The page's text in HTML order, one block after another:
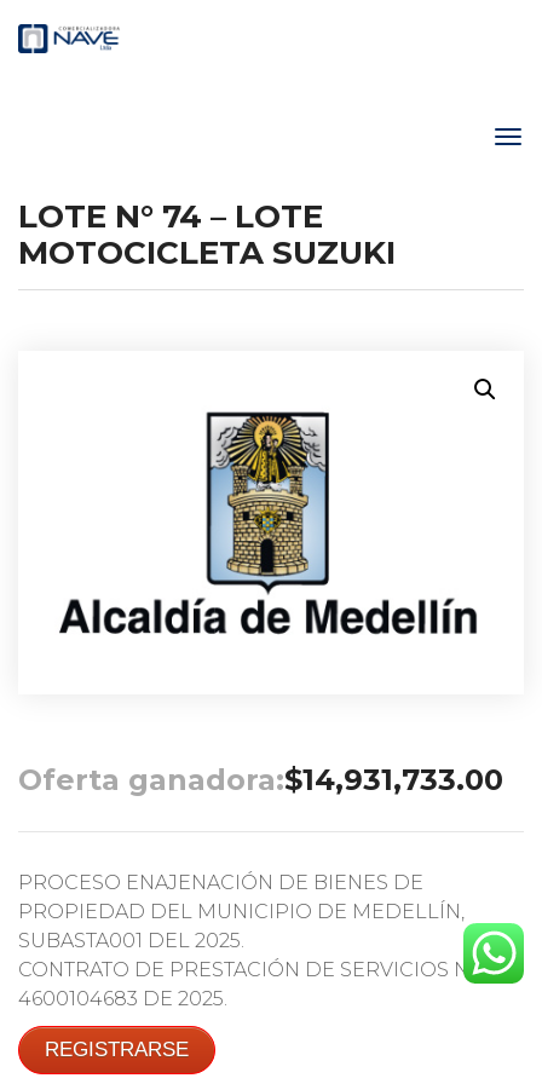
LOTE N° 74 – LOTE
MOTOCICLETA SUZUKI
Oferta ganadora:$14,931,733.00
PROCESO ENAJENACIÓN DE BIENES DE
PROPIEDAD DEL MUNICIPIO DE MEDELLÍN,
SUBASTA001 DEL 2025.
CONTRATO DE PRESTACIÓN DE SERVICIOS No.
4600104683 DE 2025.
REGISTRARSE